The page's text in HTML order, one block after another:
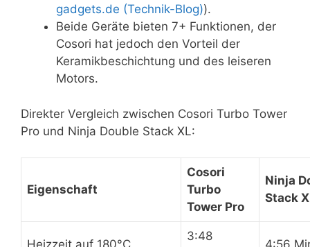
gadgets.de (Technik-Blog)).
Beide Geräte bieten 7+ Funktionen, der
Cosori hat jedoch den Vorteil der
Keramikbeschichtung und des leiseren
Motors.
Direkter Vergleich zwischen Cosori Turbo Tower
Pro und Ninja Double Stack XL:
Eigenschaft
Cosori
Turbo
Tower Pro
Ninja
Stack
Heizzeit auf 180°C
3:48
4:56